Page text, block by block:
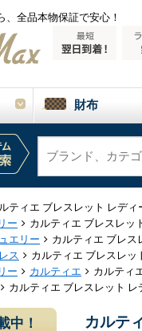
、全品本物保証で安心！
財布
ティエ ブレスレット レデ
ー
カルティエ ブレスレッ
エリー
カルティエ ブレス
ス
カルティエ ブレスレッ
ー カルティエ
カルティ
カルティエ ブレスレット
カルテ
中！